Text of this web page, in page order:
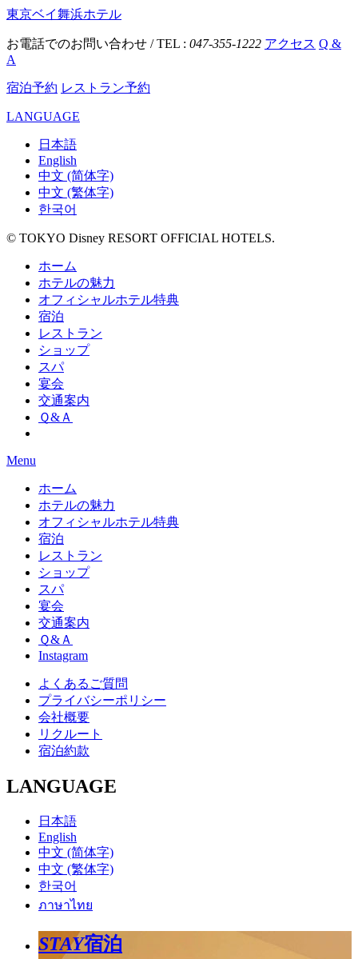
東京ベイ舞浜ホテル
お電話でのお問い合わせ / TEL : 047-355-1222 アクセス Q &
A
宿泊予約 レストラン予約
LANGUAGE
日本語
English
中文 (简体字)
中文 (繁体字)
한국어
© TOKYO Disney RESORT OFFICIAL HOTELS.
ホーム
ホテルの魅力
オフィシャルホテル特典
宿泊
レストラン
ショップ
スパ
宴会
交通案内
Ｑ&Ａ
Menu
ホーム
ホテルの魅力
オフィシャルホテル特典
宿泊
レストラン
ショップ
スパ
宴会
交通案内
Ｑ&Ａ
Instagram
よくあるご質問
プライバシーポリシー
会社概要
リクルート
宿泊約款
LANGUAGE
日本語
English
中文 (简体字)
中文 (繁体字)
한국어
ภาษาไทย
STAY宿泊